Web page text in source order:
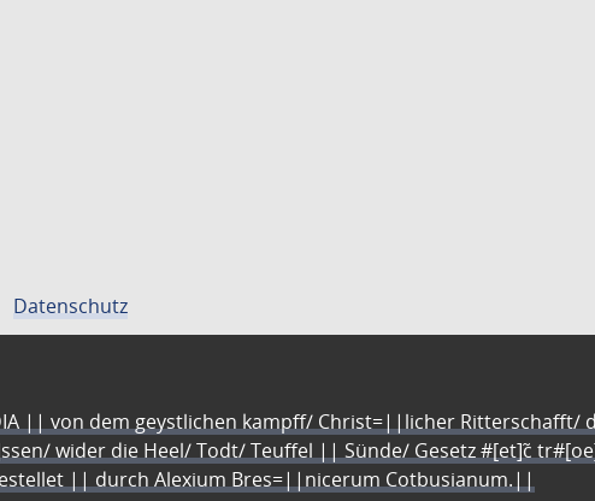
Datenschutz
|| von dem geystlichen kampff/ Christ=||licher Ritterschafft/
wider die Heel/ Todt/ Teuffel || Sünde/ Gesetz #[et]c̃
|| durch Alexium Bres=||nicerum Cotbusianum.||